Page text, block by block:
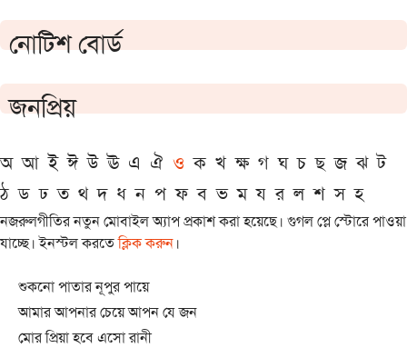
নোটিশ বোর্ড
জনপ্রিয়
অ আ ই ঈ উ ঊ এ ঐ ও ক খ ক্ষ গ ঘ চ ছ জ ঝ ট
ঠ ড ঢ ত থ দ ধ ন প ফ ব ভ ম য র ল শ স হ
নজরুলগীতির নতুন মোবাইল অ্যাপ প্রকাশ করা হয়েছে। গুগল প্লে স্টোরে পাওয়া
যাচ্ছে। ইনস্টল করতেক্লিক করুন।
শুকনো পাতার নূপুর পায়ে
আমার আপনার চেয়ে আপন যে জন
মোর প্রিয়া হবে এসো রানী